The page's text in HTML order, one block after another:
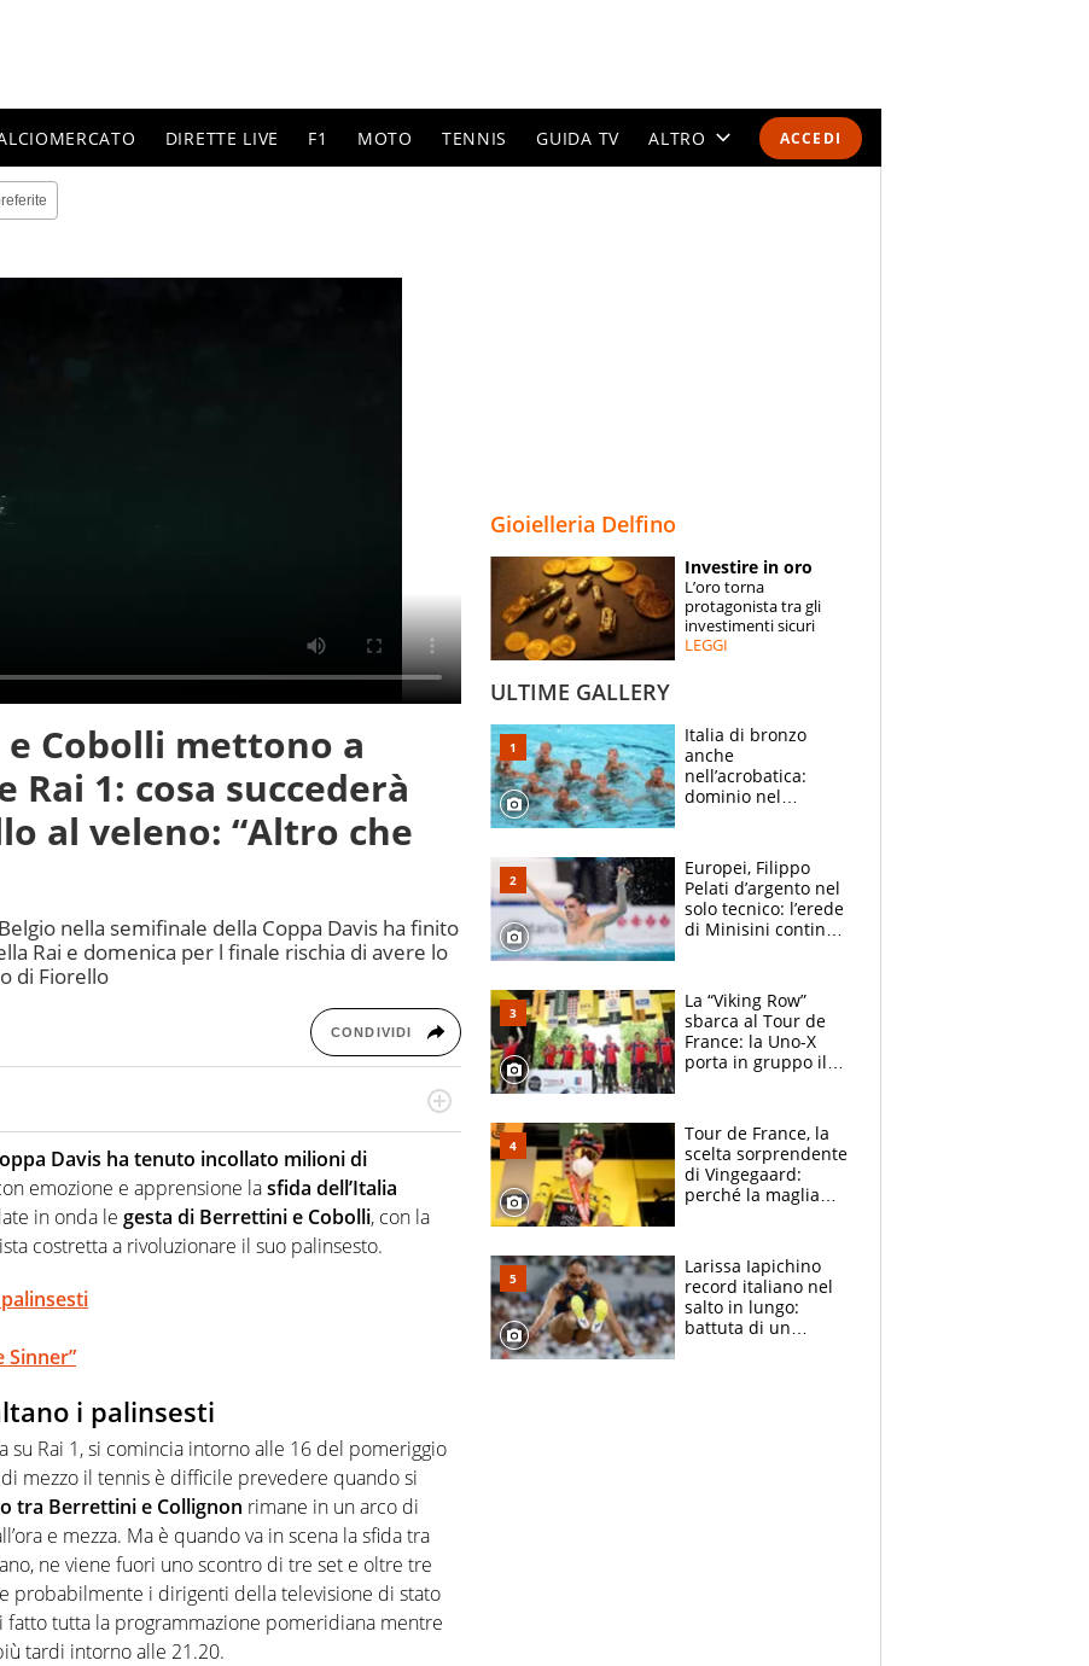
ACCEDI
DIRETTE LIVE F1 MOTO TENNIS GUIDA TV ALTRO
SPECIALI
ESPERTI
Cobolli mettono a
Rai 1: cosa succederà
al veleno: “Altro che
nella semifinale della Coppa Davis ha finito
Rai e domenica per l finale rischia di avere lo
di Fiorello
CONDIVIDI
segreti: basket, football, baseball e la capacità
altri non vedono granché
Davis ha tenuto incollato milioni di
emozione e apprensione lasfida dell’Italia
in onda le gesta di Berrettini e Cobolli, con la
costretta a rivoluzionare il suo palinsesto.
Sinner”
i palinsesti
su Rai 1, si comincia intorno alle 16 del pomeriggio
mezzo il tennis è difficile prevedere quando si
tra Berrettini e Collignon rimane in un arco di
e mezza. Ma è quando va in scena la sfida tra
ne viene fuori uno scontro di tre set e oltre tre
probabilmente i dirigenti della televisione di stato
fatto tutta la programmazione pomeridiana mentre
tardi intorno alle 21.20.
Gioielleria Delfino
Investire in oro
L’oro torna
protagonista tra gli
investimenti sicuri
LEGGI
ULTIME GALLERY
Italia di bronzo
anche
nell’acrobatica:
dominio nel
e compagni
continuare
Europei, Filippo
Pelati d’argento nel
solo tecnico: l’erede
di Minisini continua
mirino
La “Viking Row”
sbarca al Tour de
France: la Uno-X
porta in gruppo il
compagni
Tour de France, la
scelta sorprendente
di Vingegaard:
perché la maglia
rischio da evitare
Larissa Iapichino
record italiano nel
salto in lungo:
battuta di un